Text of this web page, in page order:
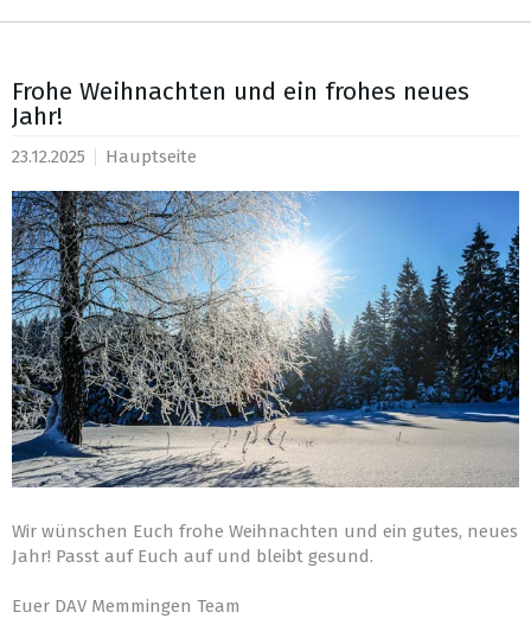
Frohe Weihnachten und ein frohes neues
Jahr!
23.12.2025 Hauptseite
Wir wünschen Euch frohe Weihnachten und ein gutes, neues
Jahr! Passt auf Euch auf und bleibt gesund.
Euer DAV Memmingen Team